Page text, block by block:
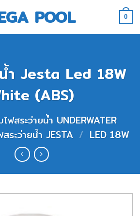
POOL 0
ำ Jesta Led 18W
(ABS)
ไฟสระว่ายน้ำ UNDERWATER
สระว่ายน้ำ JESTA / LED 18W